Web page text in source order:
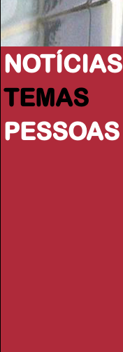
NOTÍCIAS
TEMAS
PESSOAS